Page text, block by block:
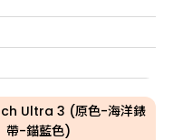
Ultra 3 (原色-海洋錶
帶-錨藍色)